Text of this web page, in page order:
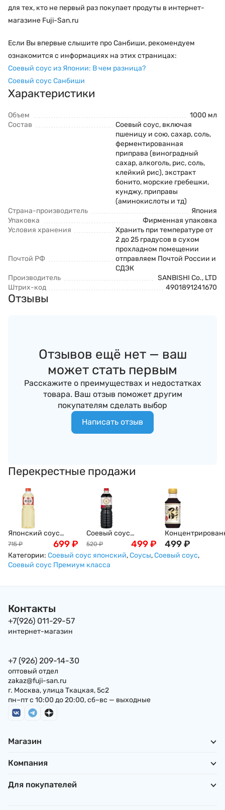
для тех, кто не первый раз покупает продуты в интернет-
магазине Fuji-San.ru
Если Вы впервые слышите про Санбиши, рекомендуем
ознакомится с информациях на этих страницах:
Соевый соус из Японии: В чем разница?
Соевый соус Санбиши
Характеристики
Объем
1000 мл
Состав
Соевый соус, включая
пшеницу и сою, сахар, соль,
ферментированная
приправа (виноградный
сахар, алкоголь, рис, соль,
клейкий рис), экстракт
бонито, морские гребешки,
кунджу, приправы
(аминокислоты и тд)
Страна-производитель
Япония
Упаковка
Фирменная упаковка
Условия хранения
Хранить при температуре от
2 до 25 градусов в сухом
прохладном помещении
Почтой РФ
отправляем Почтой России и
СДЭК
Производитель
SANBISHI Co., LTD
Штрих-код
4901891241670
Отзывы
Отзывов ещё нет — ваш
может стать первым
Расскажите о преимуществах и недостатках
товара. Ваш отзыв поможет другим
покупателям сделать выбор
Написать отзыв
Перекрестные продажи
Японский соус
мирин King Jyoso,
1000мл
715 ₽ 699₽
Соевый соус
Койкучи с
насыщенным
вкусом, 1000 мл
520 ₽ 499₽
й соевый соус с
рыбным
Цую "для вока"
499₽
Категории: Соевый соус японский,Соусы,Соевый соус,
Соевый соус Премиум класса
Контакты
+7(926) 011-29-57
интернет-магазин
+7 (926) 209-14-30
оптовый отдел
zakaz@fuji-san.ru
г. Москва, улица Ткацкая, 5с2
пн–пт с 10:00 до 20:00, сб–вс — выходные
Магазин
Компания
Для покупателей